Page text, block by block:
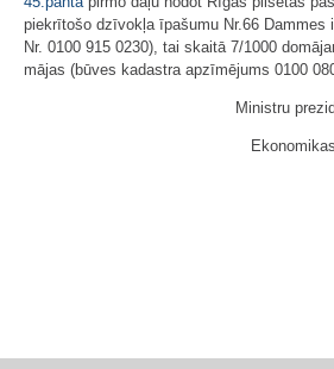
piekrītošo dzīvokļa īpašumu Nr.66 Dammes
Nr. 0100 915 0230), tai skaitā 7/1000
mājas (būves kadastra apzīmējums 0100
Ministru